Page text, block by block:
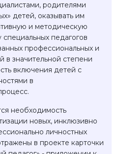
родителями
детей, оказывать им
и методическую
педагогов
профессиональных и
в значительной степени
включения детей с
в
необходимость
новых, инклюзивно
личностных
в проекте карточки